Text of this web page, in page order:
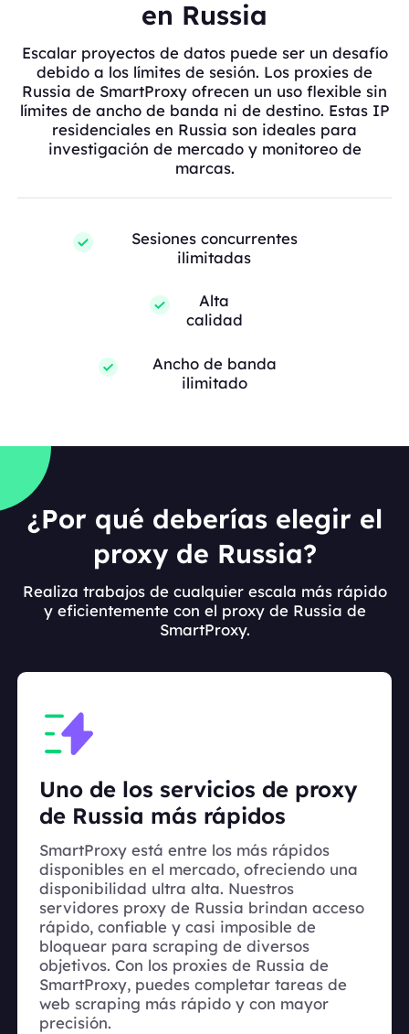
en Russia
Escalar proyectos de datos puede ser un desafío
debido a los límites de sesión. Los proxies de
Russia de SmartProxy ofrecen un uso flexible sin
límites de ancho de banda ni de destino. Estas IP
residenciales en Russia son ideales para
investigación de mercado y monitoreo de
marcas.
Sesiones concurrentes
ilimitadas
Alta
calidad
Ancho de banda
ilimitado
¿Por qué deberías elegir el
proxy de Russia?
Realiza trabajos de cualquier escala más rápido
y eficientemente con el proxy de Russia de
SmartProxy.
Uno de los servicios de proxy
de Russia más rápidos
SmartProxy está entre los más rápidos
disponibles en el mercado, ofreciendo una
disponibilidad ultra alta. Nuestros
servidores proxy de Russia brindan acceso
rápido, confiable y casi imposible de
bloquear para scraping de diversos
objetivos. Con los proxies de Russia de
SmartProxy, puedes completar tareas de
web scraping más rápido y con mayor
precisión.